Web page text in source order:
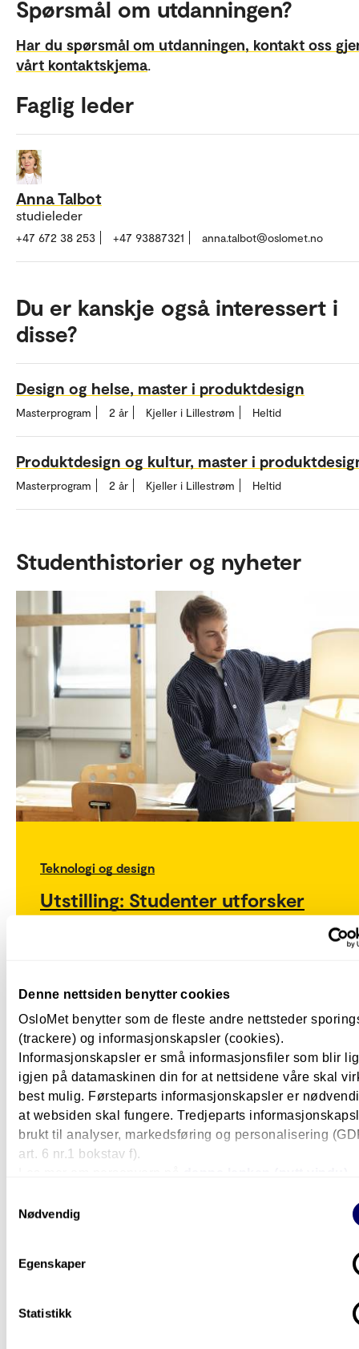
Denne nettsiden benytter cookies
OsloMet benytter som de fleste andre nettsteder
(trackere) og informasjonskapsler (cookies).
Informasjonskapsler er små informasjonsfiler som blir
igjen på datamaskinen din for at nettsidene våre skal
best mulig. Førsteparts informasjonskapsler er
at websiden skal fungere. Tredjeparts
brukt til analyser, markedsføring og personalisering
art. 6 nr.1 bokstav f).
Nødvendig
Egenskaper
Statistikk
Spørsmål om utdanningen?
Har du spørsmål om utdanningen, kontakt oss
vårt kontaktskjema.
Faglig leder
Anna Talbot
studieleder
+47 672 38 253 +47 93887321 anna.talbot@oslomet.no
Du er kanskje også interessert i
disse?
Design og helse, master i produktdesign
Masterprogram 2 år Kjeller i Lillestrøm Heltid
Produktdesign og kultur, master i
Masterprogram 2 år Kjeller i Lillestrøm Heltid
Studenthistorier og nyheter
Teknologi og design
Utstilling: Studenter utforsker
framtidens design
bachelor- og masterstudenter vise fram sine
eksamensprosjekter.